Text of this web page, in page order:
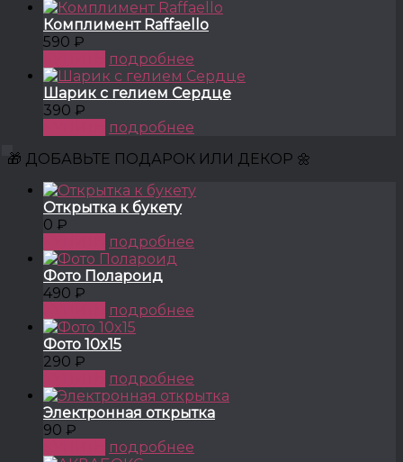
Комплимент Raffaello
590 ₽
подробнее
Шарик с гелием Сердце
390 ₽
подробнее
🎁 ДОБАВЬТЕ ПОДАРОК ИЛИ ДЕКОР 🌼
Открытка к букету
0 ₽
подробнее
Фото Полароид
490 ₽
подробнее
Фото 10x15
290 ₽
подробнее
Электронная открытка
90 ₽
подробнее